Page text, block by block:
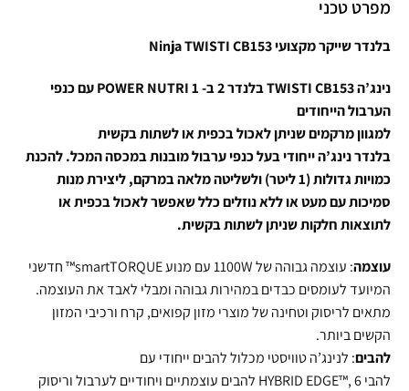
מפרט טכני
בלנדר שייקר מקצועי Ninja TWISTICB153
נינג’ה TWISTICB153 בלנדר 2 ב- 1 POWERNUTRI
עם כנפי
הערבול הייחודים
למגוון מרקמים שניתן לאכול בכפית או לשתות בקשית
בלנדר נינג’ה ייחודי בעל כנפי ערבול מובנות במכסה המכל. להכנת
כמויות גדולות (1 ליטר) ולשליטה מלאה במרקם, ליצירת מנות
סמיכות עם מעט או ללא נוזלים כלל שאפשר לאכול בכפית או
לתוצאות חלקות שניתן לשתות בקשית.
עוצמה
: עוצמה גבוהה של 1100W עם מנוע smartTORQUE™ חדשני
המיועד לעומסים כבדים במהירות גבוהה ומבלי לאבד את העוצמה.
מתאים לריסוק וטחינה של מוצרי מזון קפואים, קרח ורכיבי המזון
הקשים ביותר.
להבים: לנינג’ה טוויסטי מכלול להבים ייחודי עם
להבי
HYBRID EDGE
™, 6 להבים עוצמתיים ויחודיים לערבול וריסוק